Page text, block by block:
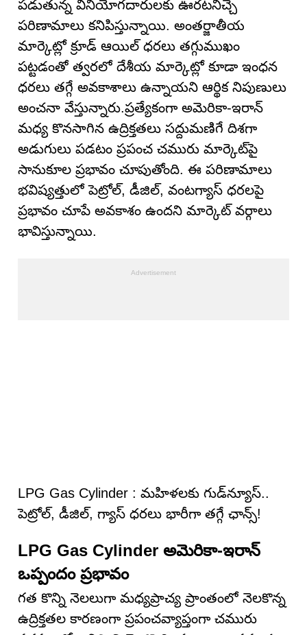
పడుతున్న వినియోగదారులకు ఊరటనిచ్చే
పరిణామాలు కనిపిస్తున్నాయి. అంతర్జాతీయ
మార్కెట్లో క్రూడ్ ఆయిల్ ధరలు తగ్గుముఖం
పట్టడంతో త్వరలో దేశీయ మార్కెట్లో కూడా ఇంధన
ధరలు తగ్గే అవకాశాలు ఉన్నాయని ఆర్థిక నిపుణులు
అంచనా వేస్తున్నారు.ప్రత్యేకంగా అమెరికా-ఇరాన్
మధ్య కొనసాగిన ఉద్రిక్తతలు సద్దుమణిగే దిశగా
అడుగులు పడటం ప్రపంచ చమురు మార్కెట్‌పై
సానుకూల ప్రభావం చూపుతోంది. ఈ పరిణామాలు
భవిష్యత్తులో పెట్రోల్, డీజిల్, వంటగ్యాస్ ధరలపై
ప్రభావం చూపే అవకాశం ఉందని మార్కెట్ వర్గాలు
భావిస్తున్నాయి.
LPG Gas Cylinder : మహిళలకు గుడ్‌న్యూస్..
పెట్రోల్, డీజిల్, గ్యాస్ ధరలు భారీగా తగ్గే ఛాన్స్!
LPG Gas Cylinder అమెరికా-ఇరాన్
ఒప్పందం ప్రభావం
గత కొన్ని నెలలుగా మధ్యప్రాచ్య ప్రాంతంలో నెలకొన్న
ఉద్రిక్తతల కారణంగా ప్రపంచవ్యాప్తంగా చమురు